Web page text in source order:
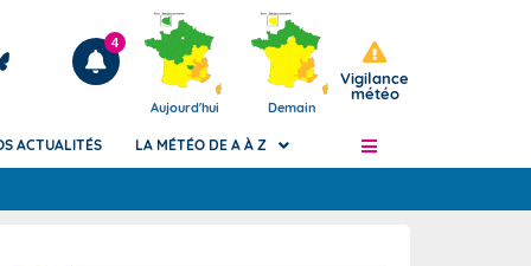
Articles
4
Aujourd'hui Demain
Vigilance
météo
ACTUALITÉS LA MÉTÉO DE A À Z